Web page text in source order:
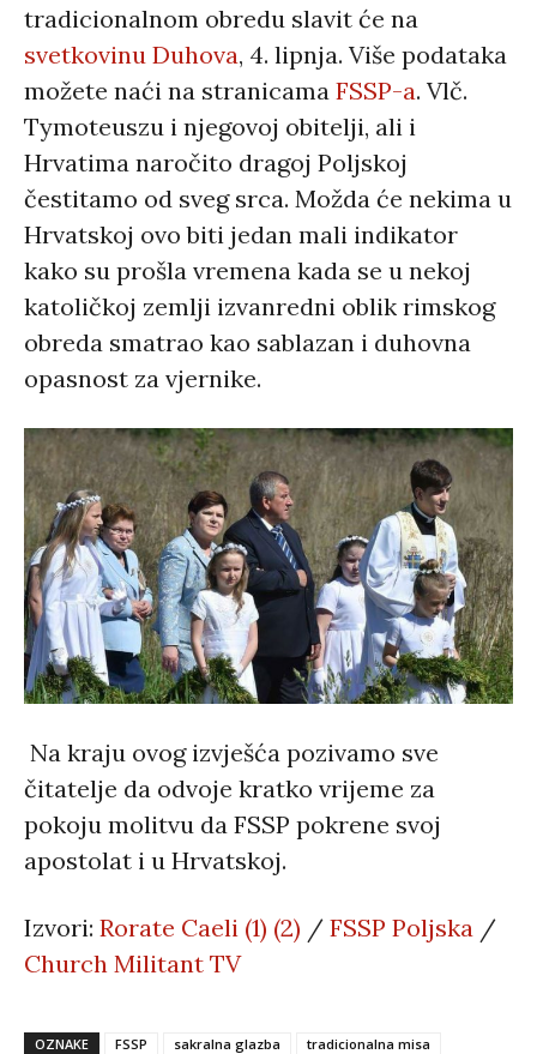
tradicionalnom obredu slavit će na
svetkovinu Duhova, 4. lipnja. Više podataka
možete naći na stranicama FSSP-a. Vlč.
Tymoteuszu i njegovoj obitelji, ali i
Hrvatima naročito dragoj Poljskoj
čestitamo od sveg srca. Možda će nekima u
Hrvatskoj ovo biti jedan mali indikator
kako su prošla vremena kada se u nekoj
katoličkoj zemlji izvanredni oblik rimskog
obreda smatrao kao sablazan i duhovna
opasnost za vjernike.
Na kraju ovog izvješća pozivamo sve
čitatelje da odvoje kratko vrijeme za
pokoju molitvu da FSSP pokrene svoj
apostolat i u Hrvatskoj.
Izvori: Rorate Caeli (1) (2) / FSSP Poljska /
Church Militant TV
OZNAKE FSSP sakralna glazba tradicionalna misa